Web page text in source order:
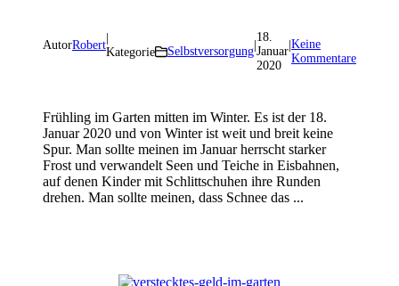
AutorRobert
Kategorie
Selbstversorgung
18.
Januar
2020
Keine
Kommentare
Frühling im Garten mitten im Winter. Es ist der 18.
Januar 2020 und von Winter ist weit und breit keine
Spur. Man sollte meinen im Januar herrscht starker
Frost und verwandelt Seen und Teiche in Eisbahnen,
auf denen Kinder mit Schlittschuhen ihre Runden
drehen. Man sollte meinen, dass Schnee das ...